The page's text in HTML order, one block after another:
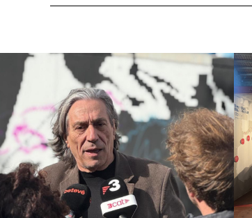
NOU Sentit Urbà
Campañas culturales
Estrategia de
comunicación y PR
Estrategia
digital y contenidos